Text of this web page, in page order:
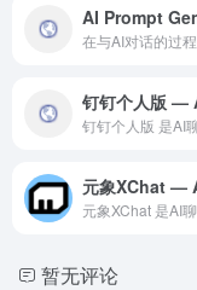
暂无评论